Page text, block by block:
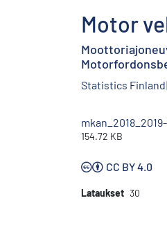
Motor
Statistics Finland
154.72 KB
CC BY 4.0
Lataukset 30